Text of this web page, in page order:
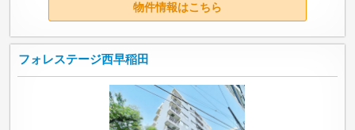
物件情報はこちら
フォレステージ西早稲田